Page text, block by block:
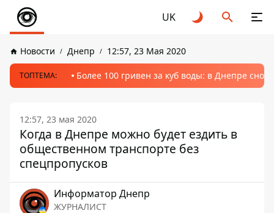
UK
Новости Днепр 12:57, 23 Мая 2020
ТОПТЕМА: Более 100 гривен за куб воды: в Днепре
12:57, 23 мая 2020
Когда в Днепре можно будет ездить в
общественном транспорте без
спецпропусков
Информатор Днепр
ЖУРНАЛИСТ